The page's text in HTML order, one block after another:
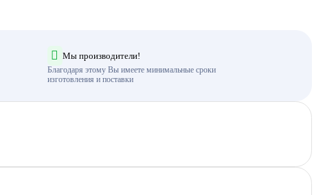
Мы производители!
Благодаря этому Вы имеете минимальные сроки
изготовления и поставки